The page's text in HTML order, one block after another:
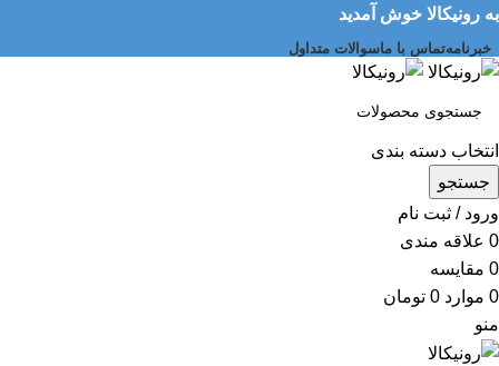
به رونیکالا خوش آمدید
خبرنامهتماس با ماسوالات متداول
انتخاب دسته بندی
جستجو
ورود / ثبت نام
0 علاقه مندی
0 مقایسه
0 موارد 0 تومان
منو